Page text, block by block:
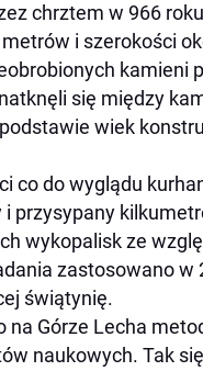
chrztem w 966
i szerokości
kamieni
się między
wiek
co do wyglądu
przysypany
wykopalisk ze
zastosowano w
świątynię.
na Górze Lecha
naukowych. Tak